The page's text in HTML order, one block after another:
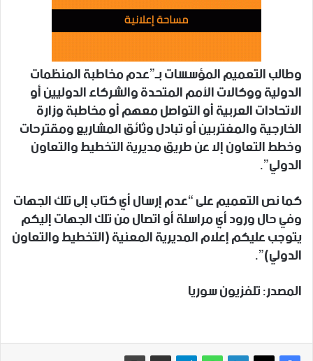
وطالب التعميم المؤسسات بـ”عدم مخاطبة المنظمات
الدولية ووكالات الأمم المتحدة والشركاء الدوليين أو
الاتحادات العربية أو التواصل معهم أو مخاطبة وزارة
الخارجية والمغتربين أو تبادل وثائق المشاريع ومقترحات
وخطط التعاون إلا عن طريق مديرية التخطيط والتعاون
الدولي”.
كما نص التعميم على “عدم إرسال أي كتاب إلى تلك الجهات
وفي حال ورود أي مراسلة أو اتصال من تلك الجهات إليكم
يتوجب عليكم إعلام المديرية المعنية (التخطيط والتعاون
الدولي)”.
المصدر: تلفزيون سوريا